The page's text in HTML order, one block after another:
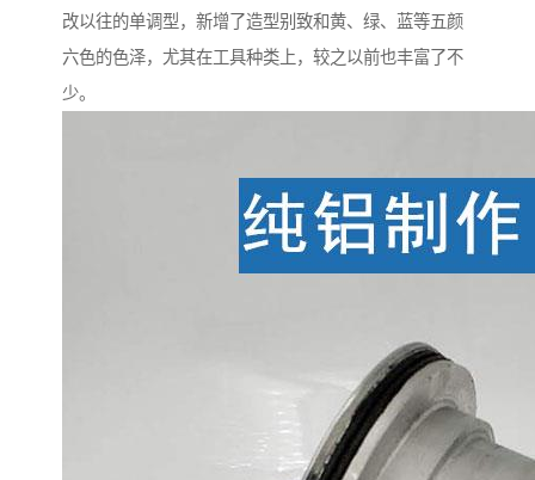
改以往的单调型，新增了造型别致和黄、绿、蓝等五颜
六色的色泽，尤其在工具种类上，较之以前也丰富了不
少。